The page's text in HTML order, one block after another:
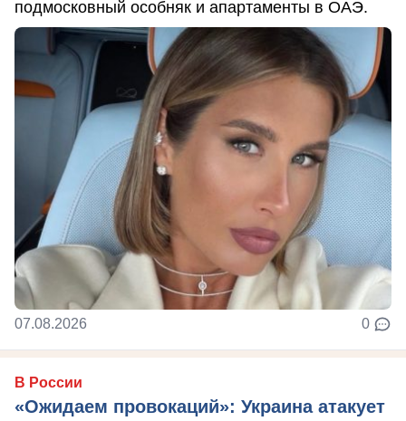
подмосковный особняк и апартаменты в ОАЭ.
07.08.2026 0
В России
«Ожидаем провокаций»: Украина атакует